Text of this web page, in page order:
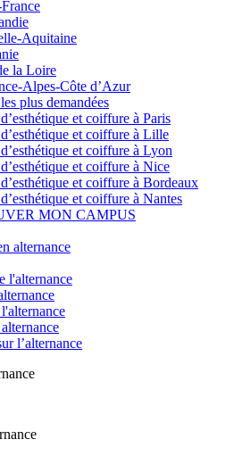
Aquitaine
la Loire
Alpes-Côte d’Azur
plus demandées
et coiffure à Paris
et coiffure à Lille
et coiffure à Lyon
et coiffure à Nice
et coiffure à Bordeaux
et coiffure à Nantes
MON CAMPUS
alternance
l'alternance
l’alternance